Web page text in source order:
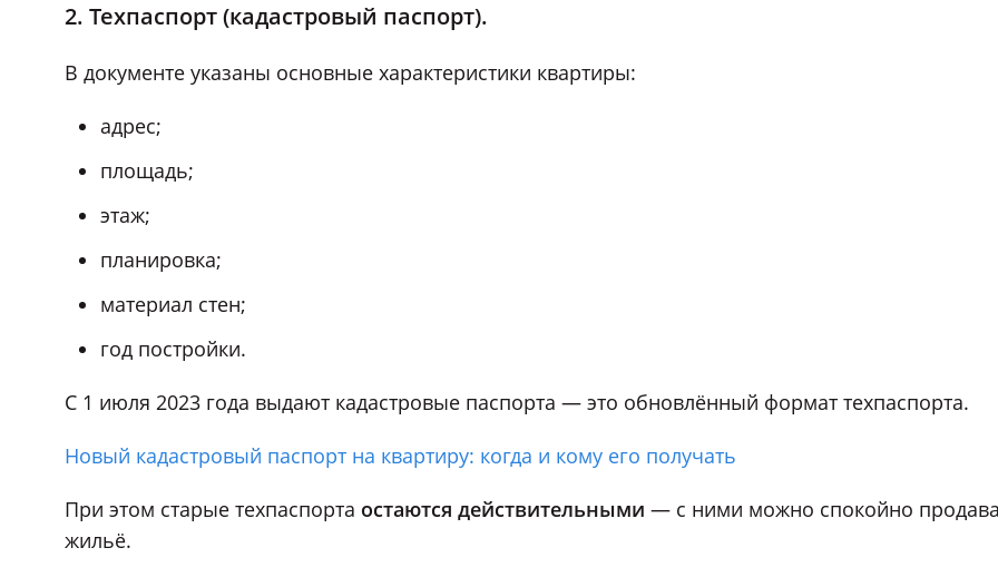
2. Техпаспорт (кадастровый паспорт).
В документе указаны основные характеристики квартиры:
адрес;
площадь;
этаж;
планировка;
материал стен;
год постройки.
С 1 июля 2023 года выдают кадастровые паспорта — это обновлённый формат техпаспорта.
Новый кадастровый паспорт на квартиру: когда и кому его получать
При этом старые техпаспорта остаются действительными — с ними можно спокойно
жильё.